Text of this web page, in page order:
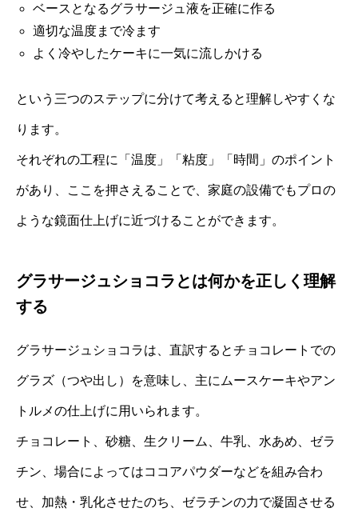
ベースとなるグラサージュ液を正確に作る
適切な温度まで冷ます
よく冷やしたケーキに一気に流しかける
という三つのステップに分けて考えると理解しやすくな
ります。
それぞれの工程に「温度」「粘度」「時間」のポイント
があり、ここを押さえることで、家庭の設備でもプロの
ような鏡面仕上げに近づけることができます。
グラサージュショコラとは何かを正しく理解
する
グラサージュショコラは、直訳するとチョコレートでの
グラズ（つや出し）を意味し、主にムースケーキやアン
トルメの仕上げに用いられます。
チョコレート、砂糖、生クリーム、牛乳、水あめ、ゼラ
チン、場合によってはココアパウダーなどを組み合わ
せ、加熱・乳化させたのち、ゼラチンの力で凝固させる